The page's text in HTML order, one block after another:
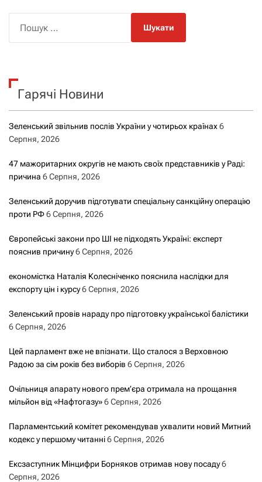
к
Гарячі Новини
Зеленський звільнив послів України у чотирьох країнах 6
Серпня, 2026
47 мажоритарних округів не мають своїх представників у Раді:
причина 6 Серпня, 2026
Зеленський доручив підготувати спеціальну санкційну операцію
проти РФ6 Серпня, 2026
Європейські закони про ШІ не підходять Україні: експерт
пояснив причину6 Серпня, 2026
економістка Наталія Колесніченко пояснила наслідки для
експорту цін і курсу6 Серпня, 2026
Зеленський провів нараду про підготовку української балістики
6 Серпня, 2026
Цей парламент вже не впізнати. Що сталося з Верховною
Радою за сім років без виборів 6 Серпня, 2026
Очільниця апарату нового прем’єра отримала на прощання
мільйон від «Нафтогазу»6 Серпня, 2026
Парламентський комітет рекомендував ухвалити новий Митний
кодекс у першому читанні6 Серпня, 2026
Ексзаступник Мінцифри Борняков отримав нову посаду6
Серпня, 2026